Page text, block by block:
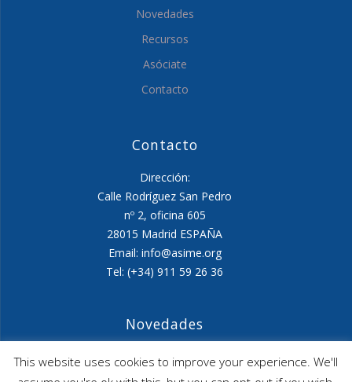
Novedades
Recursos
Asóciate
Contacto
Contacto
Dirección:
Calle Rodríguez San Pedro
nº 2, oficina 605
28015 Madrid ESPAÑA
Email: info@asime.org
Tel: (+34) 911 59 26 36
Novedades
Agenda ASIME-Ultimo trimestre 2026
This website uses cookies to improve your experience. We'll